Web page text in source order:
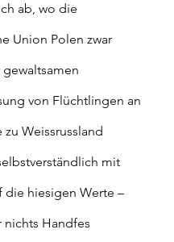
ab, wo die
Union Polen zwar
von Flüchtlingen an
zu Weissrussland
mit
die hiesigen Werte –
nichts Handfes